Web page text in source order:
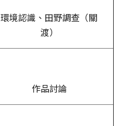
環境認識、田野調查（關
渡）
作品討論